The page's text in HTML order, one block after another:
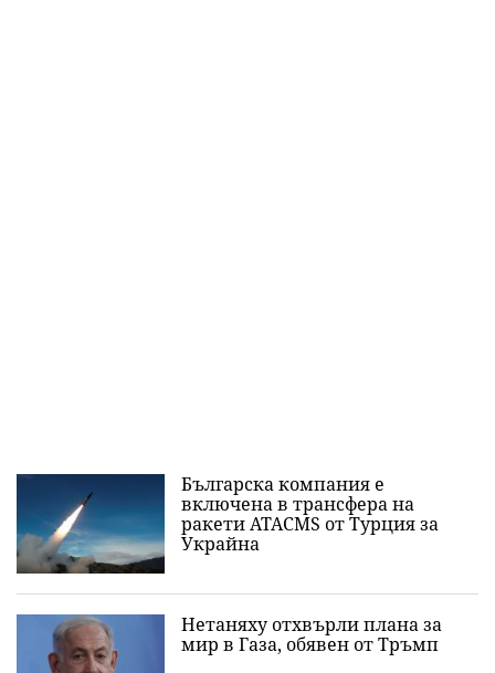
Българска компания е
включена в трансфера на
ракети ATACMS от Турция за
Украйна
Нетаняху отхвърли плана за
мир в Газа, обявен от Тръмп